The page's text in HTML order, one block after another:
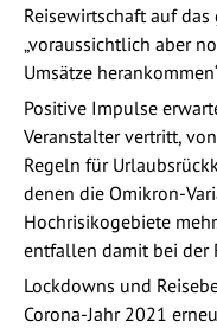
Reisewirtschaft auf
„voraussichtlich aber
Umsätze
Positive Impulse
Veranstalter vertritt,
Regeln für
denen die Omikron-
Hochrisikogebiete
entfallen damit bei der
Lockdowns und
Corona-Jahr 2021